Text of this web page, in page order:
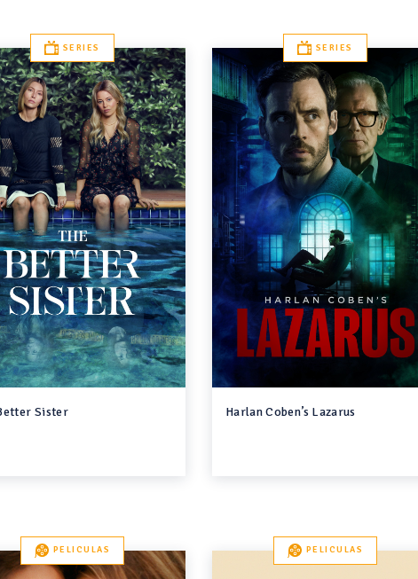
SERIES
Sister
SERIES
Harlan Coben’s Lazarus
PELICULAS PELICULAS